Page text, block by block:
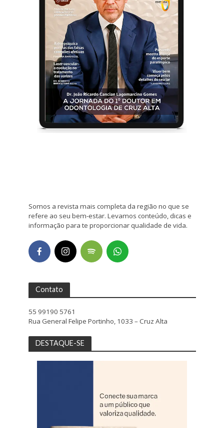
Somos a revista mais completa da região no que se
refere ao seu bem-estar. Levamos conteúdo, dicas e
informação para te proporcionar qualidade de vida.
Contato
55 99190 5761
Rua General Felipe Portinho, 1033 – Cruz Alta
DESTAQUE-SE